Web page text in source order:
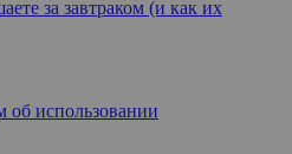
за завтраком (и как их
об использовании